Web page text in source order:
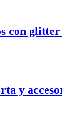
con
y